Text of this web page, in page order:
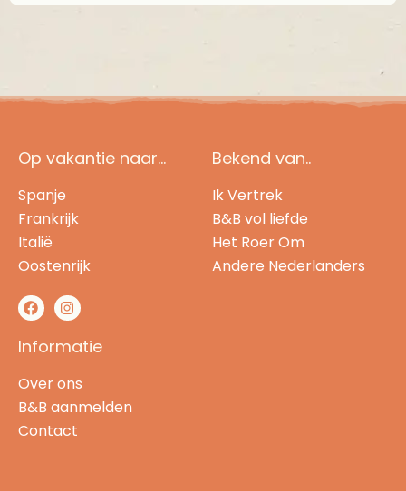
Op vakantie naar...
Spanje
Frankrijk
Italië
Oostenrijk
Bekend van..
Ik Vertrek
B&B vol liefde
Het Roer Om
Andere Nederlanders
Informatie
Over ons
B&B aanmelden
Contact